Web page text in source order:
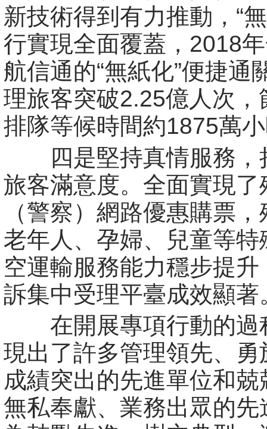
新技術得到有力推動，“
行實現全面覆蓋，2018
航信通的“無紙化”便捷通
理旅客突破2.25億人次，
排隊等候時間約1875萬
四是堅持真情服務，
旅客滿意度。全面實現了
（警察）網路優惠購票
老年人、孕婦、兒童等特
空運輸服務能力穩步提升
訴集中受理平臺成效顯著
在開展專項行動的過
現出了許多管理領先、勇
成績突出的先進單位和兢
無私奉獻、業務出眾的先